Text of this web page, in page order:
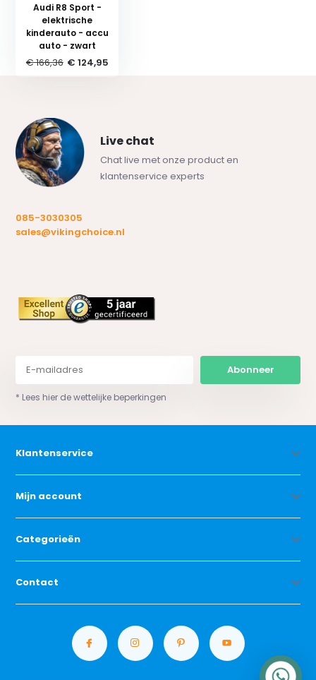
Audi R8 Sport -
elektrische
kinderauto - accu
auto - zwart
€ 166,36 € 124,95
Live chat
Chat live met onze product en
klantenservice experts
085-3030305
sales@vikingchoice.nl
Abonneer
* Lees hier de wettelijke beperkingen
Klantenservice
Mijn account
Categorieën
Contact